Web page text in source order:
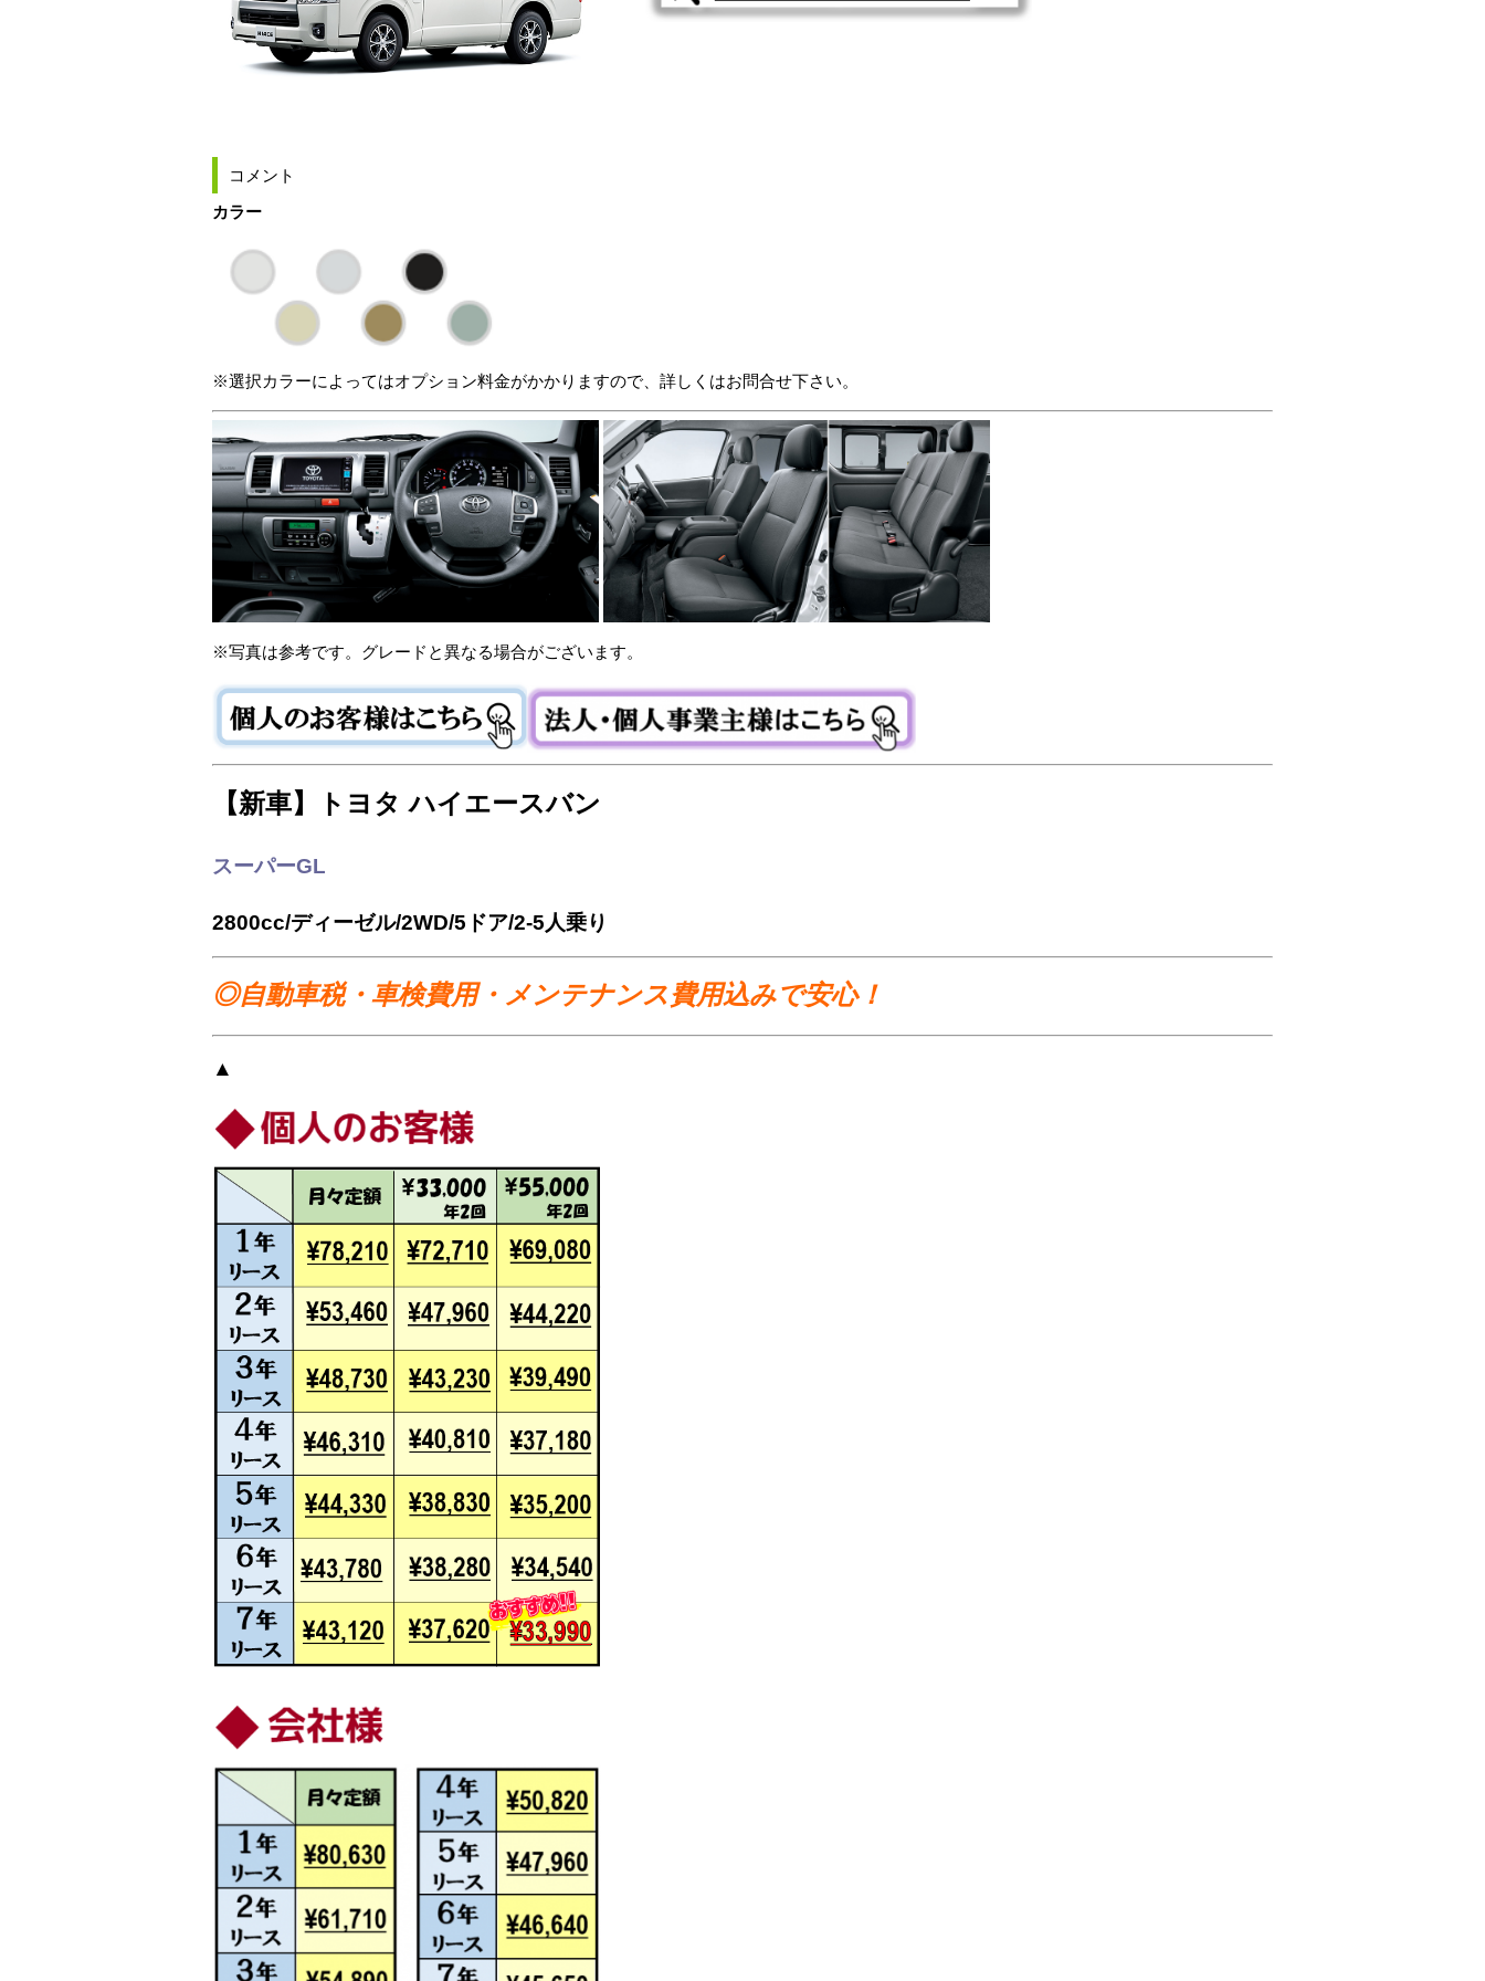
コメント
カラー
※選択カラーによってはオプション料金がかかりますので、詳しくはお問合せ下さい。
※写真は参考です。グレードと異なる場合がございます。
【新車】トヨタ ハイエースバン
スーパーGL
2800cc/ディーゼル/2WD/5ドア/2-5人乗り
◎自動車税・車検費用・メンテナンス費用込みで安心！
▲